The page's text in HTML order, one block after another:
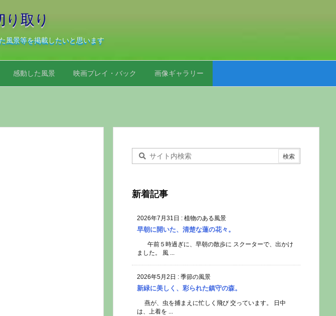
り取り
風景等を掲載したいと思います
感動した風景 映画プレイ・バック 画像ギャラリー
新着記事
2026年7月31日 : 植物のある風景
早朝に開いた、清楚な蓮の花々。
午前５時過ぎに、早朝の散歩に スクーターで、出かけ
ました。 風 ...
2026年5月2日 : 季節の風景
新緑に美しく、彩られた鎮守の森。
燕が、虫を捕まえに忙しく飛び 交っています。 日中
は、上着を ...